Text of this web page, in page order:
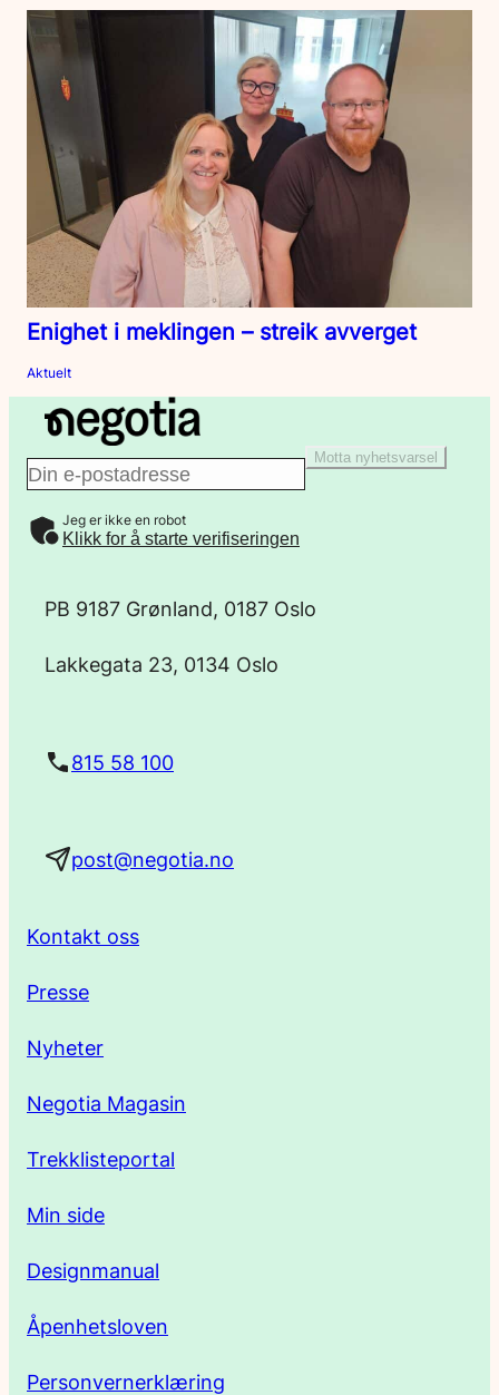
Enighet i meklingen – streik avverget
Aktuelt
E
-
Motta nyhetsvarsel
Jeg er ikke en robot
Klikk for å starte verifiseringen
PB 9187 Grønland, 0187 Oslo
Lakkegata 23, 0134 Oslo
815 58 100
post@negotia.no
Kontakt oss
Presse
Nyheter
Negotia Magasin
Trekklisteportal
Min side
Designmanual
Åpenhetsloven
Personvernerklæring